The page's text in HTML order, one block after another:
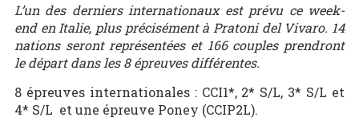
L’un des derniers internationaux est prévu ce week-
end en Italie, plus précisément à Pratoni del Vivaro. 14
nations seront représentées et 166 couples prendront
le départ dans les 8 épreuves différentes.
8 épreuves internationales : CCI1*, 2* S/L, 3* S/L et
4* S/L et une épreuve Poney (CCIP2L).